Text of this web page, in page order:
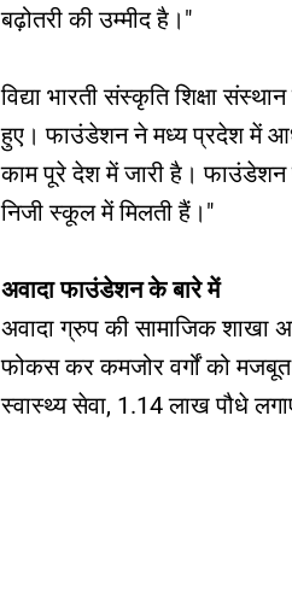
बढ़ोतरी की उम्मीद है।"
विद्या भारती संस्कृति शिक्षा
हुए। फाउंडेशन ने मध्य प्रदेश में
काम पूरे देश में जारी है। फाउंडेशन
निजी स्कूल में मिलती हैं।"
अवादा फाउंडेशन के बारे में
अवादा ग्रुप की सामाजिक शाखा
फोकस कर कमजोर वर्गों को
स्वास्थ्य सेवा, 1.14 लाख पौधे